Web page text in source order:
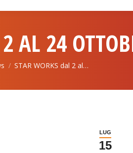
AL 24
STAR WORKS dal 2 al…
LUG
15